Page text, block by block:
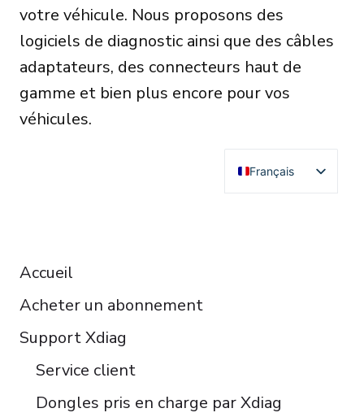
votre véhicule. Nous proposons des
logiciels de diagnostic ainsi que des câbles
adaptateurs, des connecteurs haut de
gamme et bien plus encore pour vos
véhicules.
Français
English
Accueil
Acheter un abonnement
Support Xdiag
Service client
Dongles pris en charge par Xdiag